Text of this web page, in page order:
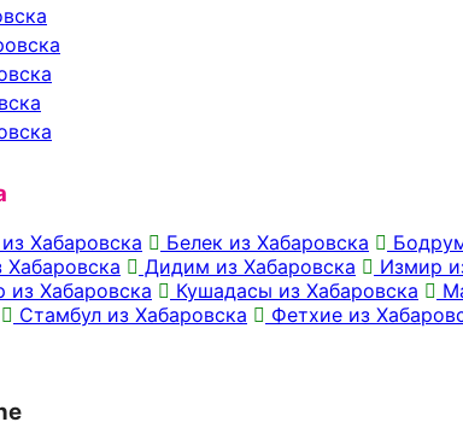
Хабаровска Белек из Хабаровска
Дидим из Хабаровска Измир
из Хабаровска Кушадасы из Хабаровска
Стамбул из Хабаровска Фетхие из